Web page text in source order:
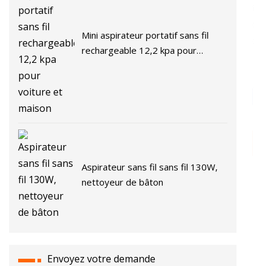
Mini aspirateur portatif sans fil
rechargeable 12,2 kpa pour
Aspirateur sans fil sans fil 130W,
nettoyeur de bâton
Envoyez votre demande